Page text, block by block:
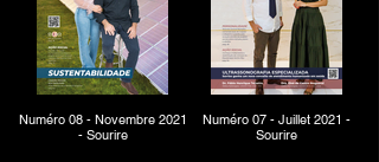
Numéro 08 - Novembre 2021
- Sourire
Numéro 07 - Juillet 2021 -
Sourire